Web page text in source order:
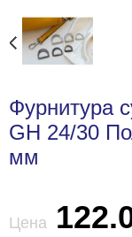
Фурнитура
GH 24/30
мм
Цена